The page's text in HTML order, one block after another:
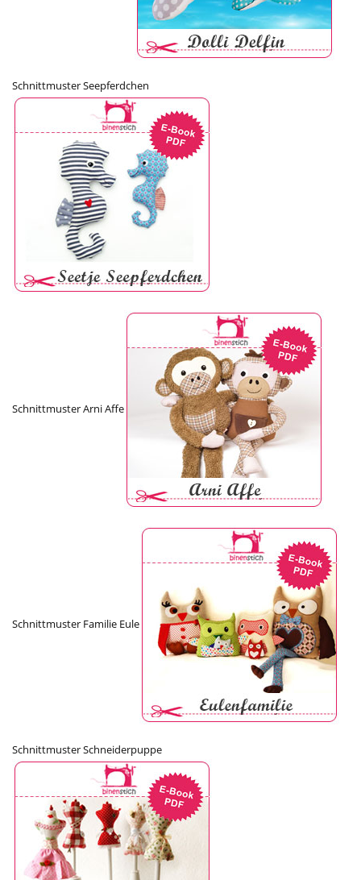
Schnittmuster Seepferdchen
Schnittmuster Arni Affe
Schnittmuster Familie Eule
Schnittmuster Schneiderpuppe